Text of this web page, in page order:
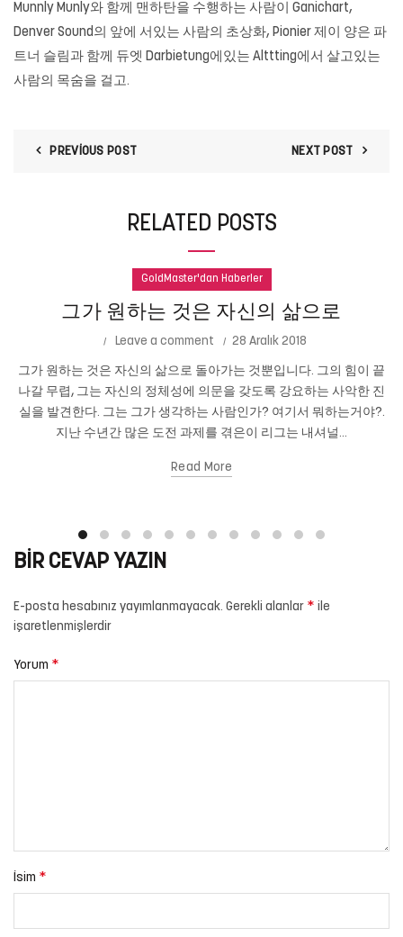
Munnly Munly와 함께 맨하탄을 수행하는 사람이 Ganichart,
Denver Sound의 앞에 서있는 사람의 초상화, Pionier 제이 양은 파
트너 슬림과 ​​함께 듀엣 Darbietung에있는 Alttting에서 살고있는
사람의 목숨을 걸고.
PREVIOUS POST NEXT POST
RELATED POSTS
GoldMaster'dan Haberler
그가 원하는 것은 자신의 삶으로
Leave a comment 28 Aralık 2018
그가 원하는 것은 자신의 삶으로 돌아가는 것뿐입니다. 그의 힘이 끝
나갈 무렵, 그는 자신의 정체성에 의문을 갖도록 강요하는 사악한 진
실을 발견한다. 그는 그가 생각하는 사람인가? 여기서 뭐하는거야?.
지난 수년간 많은 도전 과제를 겪은이 리그는 내셔널...
Read More
BIR CEVAP YAZIN
E-posta hesabınız yayımlanmayacak. Gerekli alanlar * ile
işaretlenmişlerdir
Yorum *
İsim *